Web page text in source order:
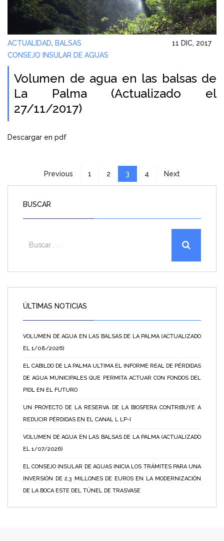
ACTUALIDAD, BALSAS
11 DIC, 2017
CONSEJO INSULAR DE AGUAS
Volumen de agua en las balsas de
La Palma (Actualizado el
27/11/2017)
Descargar en pdf
Previous 1 2 3 4 Next
BUSCAR
ÚLTIMAS NOTICIAS
VOLUMEN DE AGUA EN LAS BALSAS DE LA PALMA (ACTUALIZADO
EL 1/08/2026)
EL CABILDO DE LA PALMA ULTIMA EL INFORME REAL DE PÉRDIDAS
DE AGUA MUNICIPALES QUE PERMITA ACTUAR CON FONDOS DEL
PIDL EN EL FUTURO
UN PROYECTO DE LA RESERVA DE LA BIOSFERA CONTRIBUYE A
REDUCIR PÉRDIDAS EN EL CANAL L LP-I
VOLUMEN DE AGUA EN LAS BALSAS DE LA PALMA (ACTUALIZADO
EL 1/07/2026)
EL CONSEJO INSULAR DE AGUAS INICIA LOS TRÁMITES PARA UNA
INVERSIÓN DE 2,3 MILLONES DE EUROS EN LA MODERNIZACIÓN
DE LA BOCA ESTE DEL TÚNEL DE TRASVASE